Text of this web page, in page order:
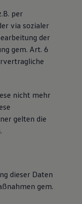
per
via sozialer
der
gem. Art. 6
nicht mehr
gelten die
dieser Daten
gem.